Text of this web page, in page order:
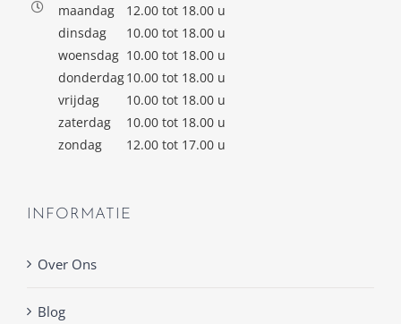
maandag
12.00 tot 18.00 u
dinsdag
10.00 tot 18.00 u
woensdag 10.00 tot 18.00 u
donderdag10.00 tot 18.00 u
vrijdag
10.00 tot 18.00 u
zaterdag
10.00 tot 18.00 u
zondag
12.00 tot 17.00 u
INFORMATIE
Over Ons
Blog